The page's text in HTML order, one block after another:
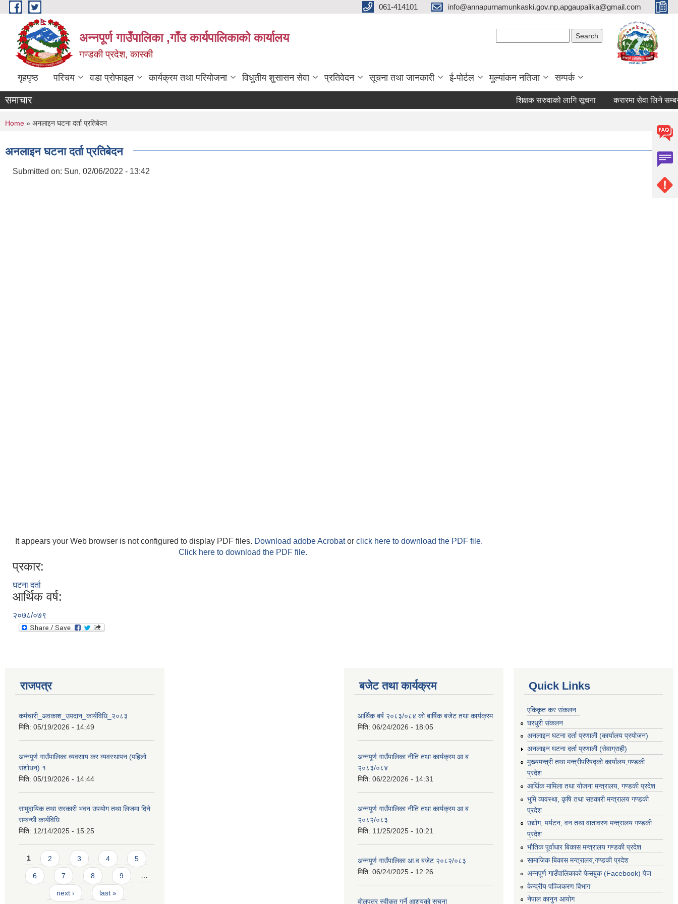
Skip to main content 061-414101 info@annapurnamunkaski.gov.np,apgaupalika@gmail.com
अन्नपूर्ण गाउँपालिका ,गाँउ कार्यपालिकाको कार्यालय
गण्डकी प्रदेश, कास्की
गृहपृष्ठ परिचय वडा प्रोफाइल कार्यक्रम तथा परियोजना विधुतीय शुसासन सेवा प्रतिवेदन सूचना तथा जानकारी ई-पोर्टल मुल्यांकन नतिजा सम्पर्क
समाचार शिक्षक सरुवाको लागि सूचना करारमा सेवा लिने सम्बन्धी
You are here
Home » अनलाइन घटना दर्ता प्रतिबेदन
अनलाइन घटना दर्ता प्रतिबेदन
Submitted on: Sun, 02/06/2022 - 13:42
It appears your Web browser is not configured to display PDF files. Download adobe Acrobator click here to download the PDF file.
Click here to download the PDF file.
प्रकार:
घटना दर्ता
आर्थिक वर्ष:
२०७८/०७९
राजपत्र
कर्मचारी_अवकाश_उपदान_कार्यविधि_२०८३
मिति: 05/19/2026 - 14:49
अन्नपूर्ण गाउँपालिका व्यवसाय कर व्यवस्थापन (पहिलो
संशोधन) १
मिति: 05/19/2026 - 14:44
सामुदायिक तथा सरकारी भवन उपयोग तथा लिजमा दिने
सम्बन्धी कार्यविधि
मिति: 12/14/2025 - 15:25
Pages
1 2 3 4 5
6 7 8 9 …
next › last »
बजेट तथा कार्यक्रम
आर्थिक बर्ष २०८३/०८४ को बार्षिक बजेट तथा कार्यक्रम
मिति: 06/24/2026 - 18:05
अन्नपूर्ण गाउँपालिका नीति तथा कार्यक्रम आ.ब
२०८३/०८४
मिति: 06/22/2026 - 14:31
अन्नपूर्ण गाउँपालिका नीति तथा कार्यक्रम आ.ब
२०८२/०८३
मिति: 11/25/2025 - 10:21
अन्नपूर्ण गाउँपालिका आ.व बजेट २०८२/०८३
मिति: 06/24/2025 - 12:26
वोलपत्र स्वीकृत गर्ने आशयको सूचना
Quick Links
एकिकृत कर संकलन
घरधुरी संकलन
अनलाइन घटना दर्ता प्रणाली (कार्यालय प्रयोजन)
अनलाइन घटना दर्ता प्रणाली (सेवाग्राही)
मुख्यमन्त्री तथा मन्त्रीपरिषद्को कार्यालय,गण्डकी
प्रदेश
आर्थिक मामिला तथा योजना मन्त्रालय, गण्डकी प्रदेश
भुमि व्यवस्था, कृषि तथा सहकारी मन्त्रालय गण्डकी
प्रदेश
उद्योग, पर्यटन, वन तथा वातावरण मन्त्रालय गण्डकी
प्रदेश
भौतिक पूर्वाधार बिकास मन्त्रालय गण्डकी प्रदेश
सामाजिक बिकास मन्त्रालय,गण्डकी प्रदेश
अन्नपूर्ण गाउँपालिकाको फेसबुक (Facebook) पेज
केन्द्रीय पञ्जिकरण विभाग
नेपाल कानुन आयोग